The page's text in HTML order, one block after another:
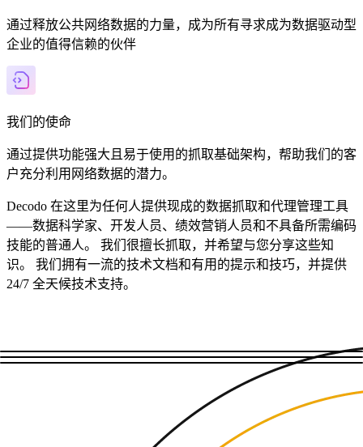
通过释放公共网络数据的力量，成为所有寻求成为数据驱动型
企业的值得信赖的伙伴
我们的使命
通过提供功能强大且易于使用的抓取基础架构，帮助我们的客
户充分利用网络数据的潜力。
Decodo 在这里为任何人提供现成的数据抓取和代理管理工具
——数据科学家、开发人员、绩效营销人员和不具备所需编码
技能的普通人。 我们很擅长抓取，并希望与您分享这些知
识。 我们拥有一流的技术文档和有用的提示和技巧，并提供
24/7 全天候技术支持。